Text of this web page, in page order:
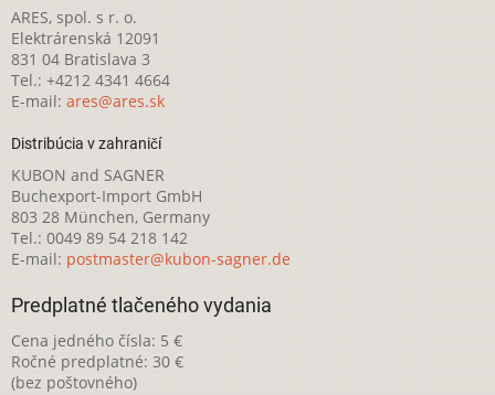
ARES, spol. s r. o.
Elektrárenská 12091
831 04 Bratislava 3
Tel.: +4212 4341 4664
E-mail: ares@ares.sk
Distribúcia v zahraničí
KUBON and SAGNER
Buchexport-Import GmbH
803 28 München, Germany
Tel.: 0049 89 54 218 142
E-mail: postmaster@kubon-sagner.de
Predplatné tlačeného vydania
Cena jedného čísla: 5 €
Ročné predplatné: 30 €
(bez poštovného)